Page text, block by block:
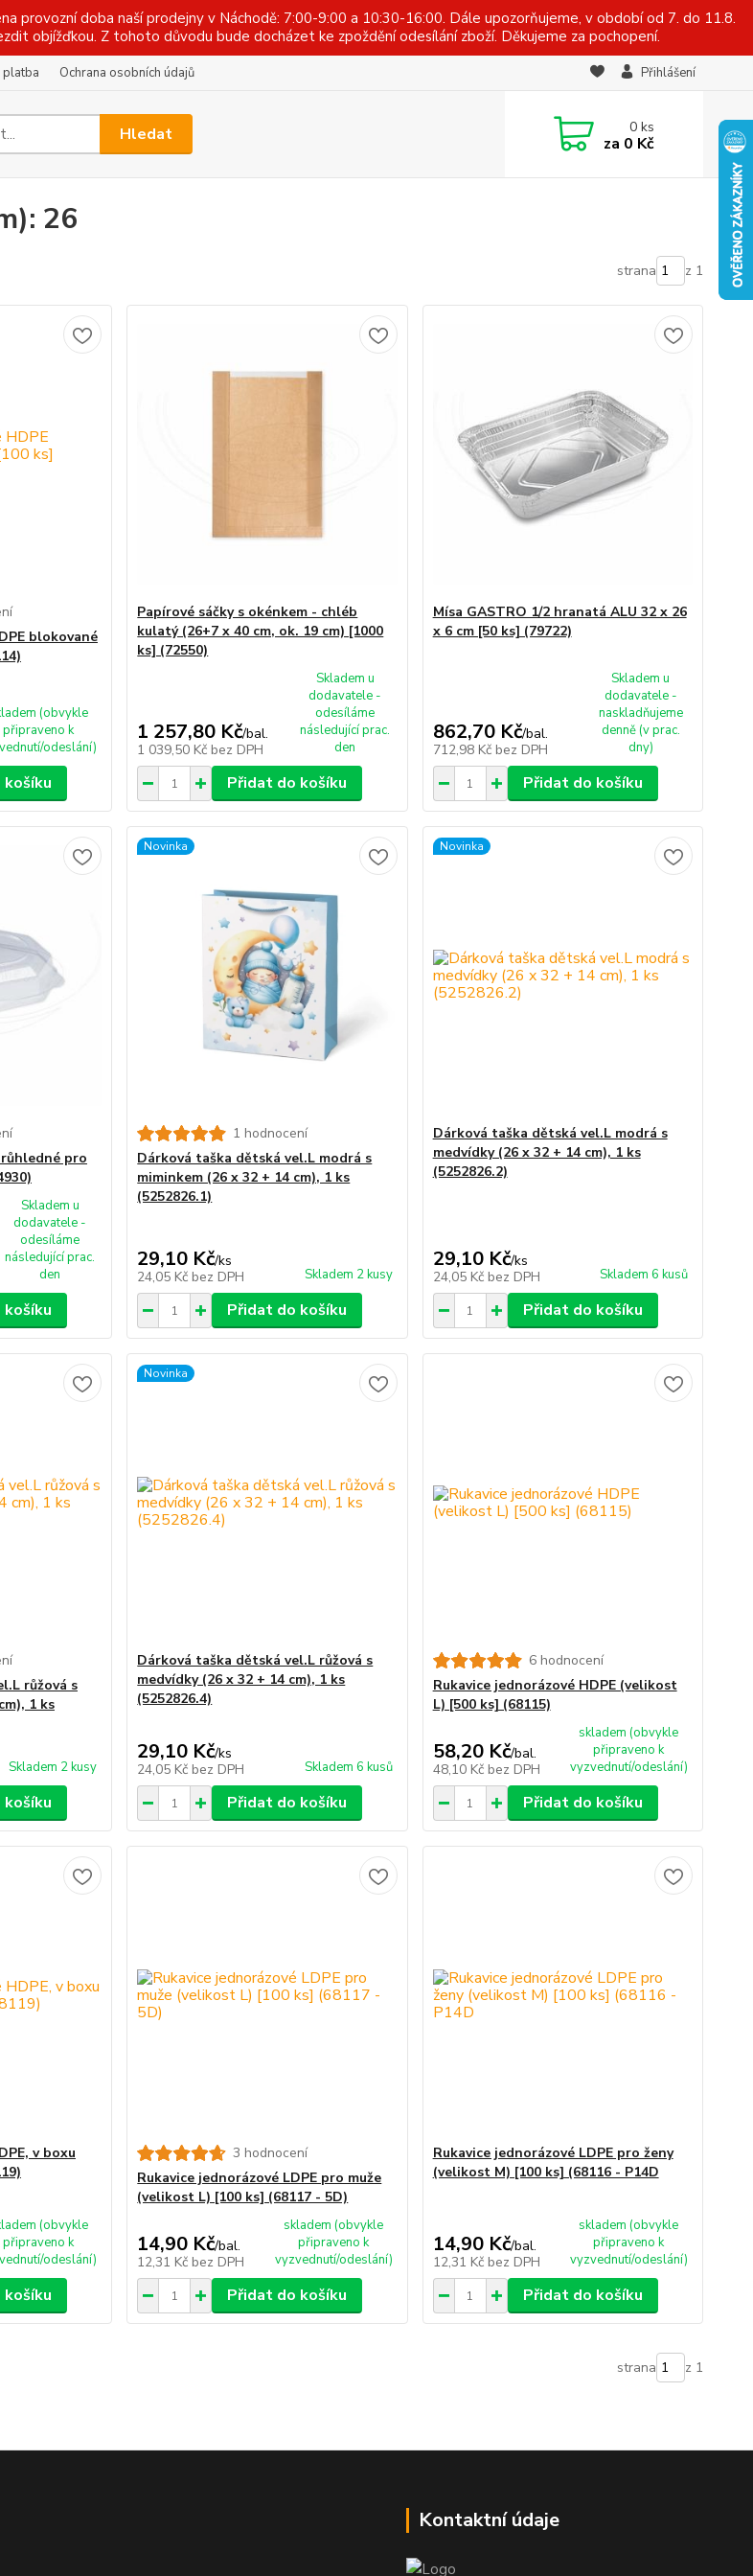
provozní doba naší prodejny v Náchodě: 7:00-9:00 a 10:30-16:00. Dále upozorňujeme, v období od 7. do 11.8.
objížďkou. Z tohoto důvodu bude docházet ke zpoždění odesílání zboží. Děkujeme za pochopení.
platba Ochrana osobních údajů Přihlášení
Hledat 0ks
za 0 Kč
26
strana z 1
blokované
(obvykle
připraveno k
odeslání)
Papírové sáčky s okénkem - chléb
kulatý (26+7 x 40 cm, ok. 19 cm) [1000
ks] (72550)
1 257,80 Kč/bal.
1 039,50 Kč bez DPH
Skladem u
dodavatele -
odesíláme
následující prac.
den
Přidat do košíku
Mísa GASTRO 1/2 hranatá ALU 32 x 26
x 6 cm [50 ks] (79722)
862,70 Kč/bal.
712,98 Kč bez DPH
Skladem u
dodavatele -
naskladňujeme
denně (v prac.
dny)
Přidat do košíku
pro
Skladem u
dodavatele -
odesíláme
následující prac.
den
Novinka
1 hodnocení
Dárková taška dětská vel.L modrá s
miminkem (26 x 32 + 14 cm), 1 ks
(5252826.1)
29,10 Kč/ks
24,05 Kč bez DPH Skladem 2 kusy
Přidat do košíku
Novinka
Dárková taška dětská vel.L modrá s
medvídky (26 x 32 + 14 cm), 1 ks
(5252826.2)
29,10 Kč/ks
24,05 Kč bez DPH Skladem 6 kusů
Přidat do košíku
růžová s
1 ks
Skladem 2 kusy
Novinka
Dárková taška dětská vel.L růžová s
medvídky (26 x 32 + 14 cm), 1 ks
(5252826.4)
29,10 Kč/ks
24,05 Kč bez DPH Skladem 6 kusů
Přidat do košíku
6 hodnocení
Rukavice jednorázové HDPE (velikost
L) [500 ks] (68115)
58,20 Kč/bal.
48,10 Kč bez DPH
skladem (obvykle
připraveno k
vyzvednutí/odeslání)
Přidat do košíku
v boxu
(obvykle
připraveno k
odeslání)
3 hodnocení
Rukavice jednorázové LDPE pro muže
(velikost L) [100 ks] (68117 - 5D)
14,90 Kč/bal.
12,31 Kč bez DPH
skladem (obvykle
připraveno k
vyzvednutí/odeslání)
Přidat do košíku
Rukavice jednorázové LDPE pro ženy
(velikost M) [100 ks] (68116 - P14D
14,90 Kč/bal.
12,31 Kč bez DPH
skladem (obvykle
připraveno k
vyzvednutí/odeslání)
Přidat do košíku
strana z 1
Kontaktní údaje